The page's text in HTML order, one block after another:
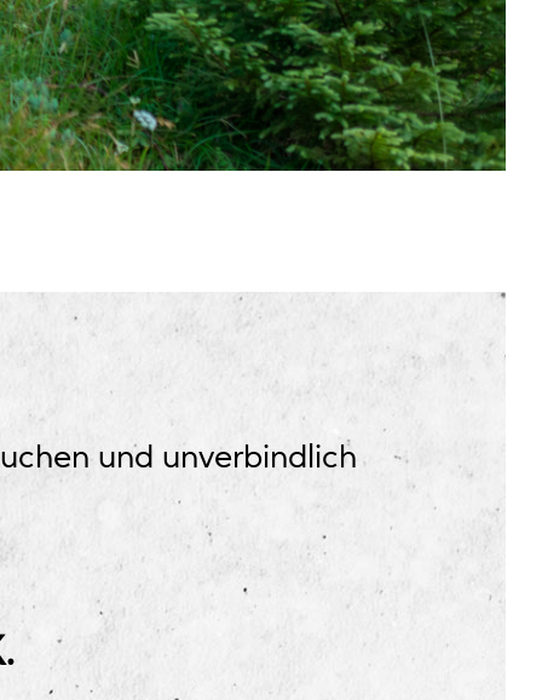
und unverbindlich